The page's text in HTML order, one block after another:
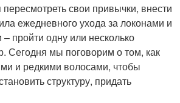
пересмотреть свои привычки, внести
ежедневного ухода за локонами и
пройти одну или несколько
Сегодня мы поговорим о том, как
и редкими волосами, чтобы
структуру, придать